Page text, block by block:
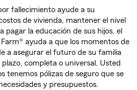
fallecimiento ayude a su
de vivienda, mantener el nivel
pagar la educación de sus hijos, el
ayuda a que los momentos de
a asegurar el futuro de su familia
completa o universal. Usted
tenemos pólizas de seguro que se
y presupuestos.